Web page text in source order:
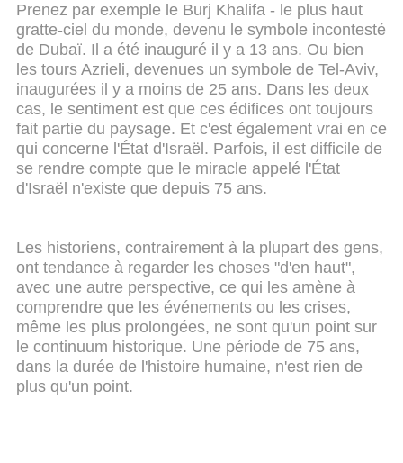
Prenez par exemple le Burj Khalifa - le plus haut
gratte-ciel du monde, devenu le symbole incontesté
de Dubaï. Il a été inauguré il y a 13 ans. Ou bien
les tours Azrieli, devenues un symbole de Tel-Aviv,
inaugurées il y a moins de 25 ans. Dans les deux
cas, le sentiment est que ces édifices ont toujours
fait partie du paysage. Et c'est également vrai en ce
qui concerne l'État d'Israël. Parfois, il est difficile de
se rendre compte que le miracle appelé l'État
d'Israël n'existe que depuis 75 ans.
Les historiens, contrairement à la plupart des gens,
ont tendance à regarder les choses "d'en haut",
avec une autre perspective, ce qui les amène à
comprendre que les événements ou les crises,
même les plus prolongées, ne sont qu'un point sur
le continuum historique. Une période de 75 ans,
dans la durée de l'histoire humaine, n'est rien de
plus qu'un point.